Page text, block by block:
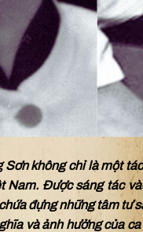
Sơn không chỉ là một
Nam. Được sáng tác
đựng những tâm tư
và ảnh hưởng của